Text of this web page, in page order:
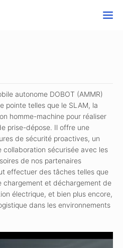
autonome DOBOT (AMMR)
pointe telles que le SLAM, la
homme-machine pour réaliser
prise-dépose. Il offre une
de sécurité proactives, un
collaboration sécurisée avec les
de nos partenaires
effectuer des tâches telles que
chargement et déchargement de
électrique, et bien plus encore,
dans les environnements